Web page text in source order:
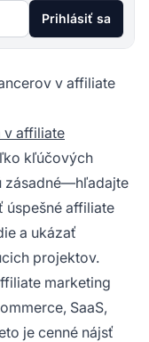
Prihlásiť sa
v affiliate
v affiliate
kľúčových
zásadné—hľadajte
affiliate
a ukázať
projektov.
marketing
SaaS,
je cenné nájsť